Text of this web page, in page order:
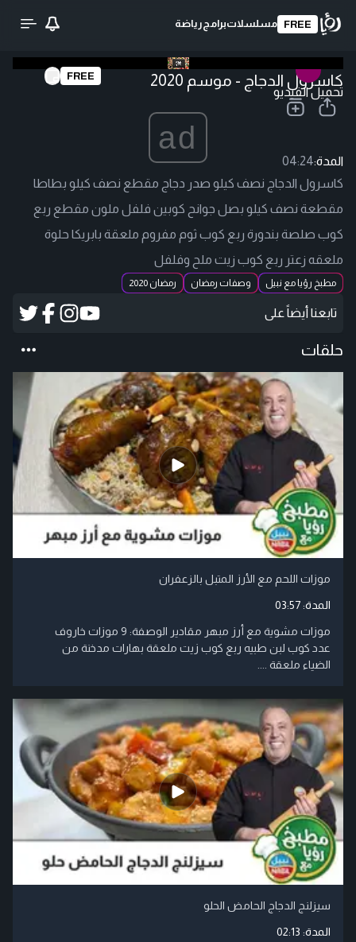
FREE مسلسلاتبرامج رياضة
تحميل الفيديو
FREE كاسرول الدجاج - موسم 2020
ad
المدة:04:24
كاسرول الدجاج نصف كيلو صدر دجاج مقطع نصف كيلو بطاطا
مقطعة نصف كيلو بصل جوانح كوبين فلفل ملون مقطع ربع
كوب صلصة بندورة ربع كوب ثوم مفروم ملعقة بابريكا حلوة
ملعقه زعتر ربع كوب زيت ملح وفلفل
مطبخ رؤيا مع نبيل وصفات رمضان رمضان 2020
تابعنا أيضاً على
حلقات
موزات اللحم مع الأرز المتبل بالزعفران
المدة:03:57
موزات مشوية مع أرز مبهر مقادير الوصفة: 9 موزات خاروف
عدد كوب لبن طبيه ربع كوب زيت ملعقة بهارات مدخنة من
الضياء ملعقة ....
سيزلنج الدجاج الحامض الحلو
المدة: 02:13